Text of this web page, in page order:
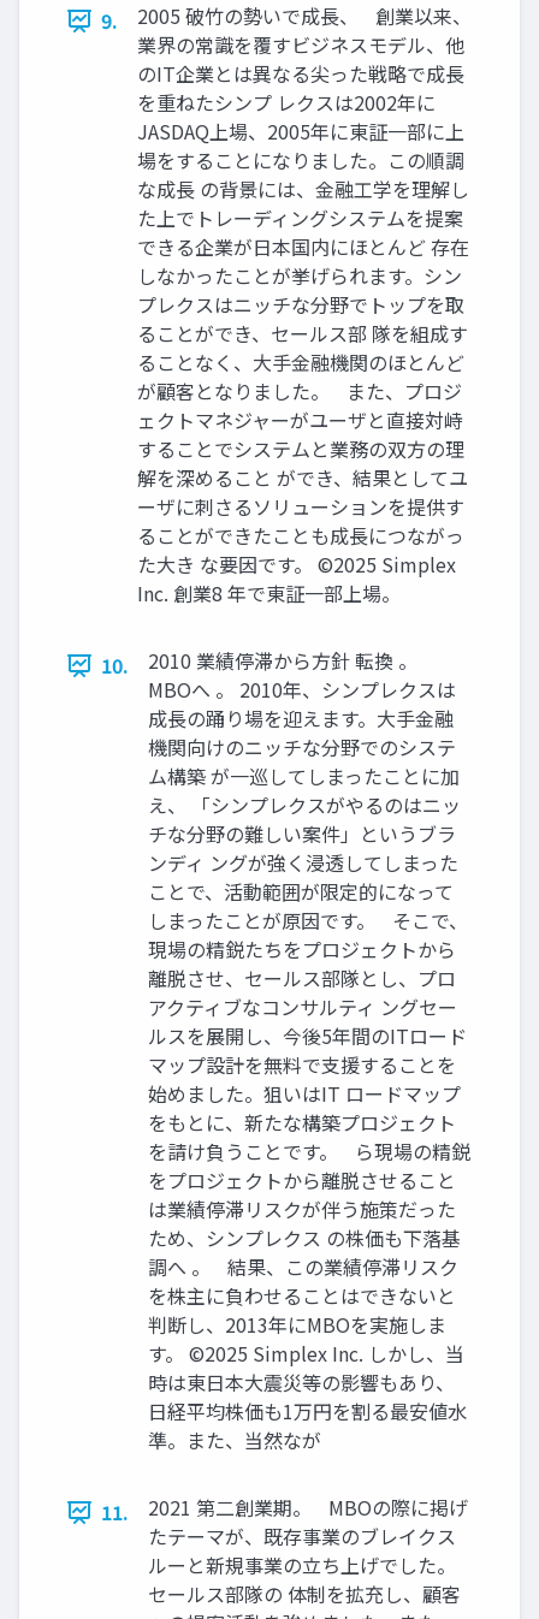
9.
2005 破竹の勢いで成長、 創業以来、
業界の常識を覆すビジネスモデル、他
のIT企業とは異なる尖った戦略で成長
を重ねたシンプ レクスは2002年に
JASDAQ上場、2005年に東証一部に上
場をすることになりました。この順調
な成長 の背景には、金融工学を理解し
た上でトレーディングシステムを提案
できる企業が日本国内にほとんど 存在
しなかったことが挙げられます。シン
プレクスはニッチな分野でトップを取
ることができ、セールス部 隊を組成す
ることなく、大手金融機関のほとんど
が顧客となりました。 また、プロジ
ェクトマネジャーがユーザと直接対峙
することでシステムと業務の双方の理
解を深めること ができ、結果としてユ
ーザに刺さるソリューションを提供す
ることができたことも成長につながっ
た大き な要因です。 ©2025 Simplex
Inc. 創業8 年で東証一部上場。
10.
2010 業績停滞から方針 転換 。
MBOへ 。 2010年、シンプレクスは
成長の踊り場を迎えます。大手金融
機関向けのニッチな分野でのシステ
ム構築 が一巡してしまったことに加
え、 「シンプレクスがやるのはニッ
チな分野の難しい案件」というブラ
ンディ ングが強く浸透してしまった
ことで、活動範囲が限定的になって
しまったことが原因です。 そこで、
現場の精鋭たちをプロジェクトから
離脱させ、セールス部隊とし、プロ
アクティブなコンサルティ ングセー
ルスを展開し、今後5年間のITロード
マップ設計を無料で支援することを
始めました。狙いはIT ロードマップ
をもとに、新たな構築プロジェクト
を請け負うことです。 ら現場の精鋭
をプロジェクトから離脱させること
は業績停滞リスクが伴う施策だった
ため、シンプレクス の株価も下落基
調へ 。 結果、この業績停滞リスク
を株主に負わせることはできないと
判断し、2013年にMBOを実施しま
す。 ©2025 Simplex Inc. しかし、当
時は東日本大震災等の影響もあり、
日経平均株価も1万円を割る最安値水
準。また、当然なが
11.
2021 第二創業期。 MBOの際に掲げ
たテーマが、既存事業のブレイクス
ルーと新規事業の立ち上げでした。
セールス部隊の 体制を拡充し、顧客